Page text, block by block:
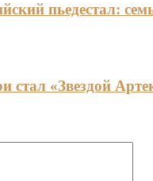
пьедестал:
стал «Звездой